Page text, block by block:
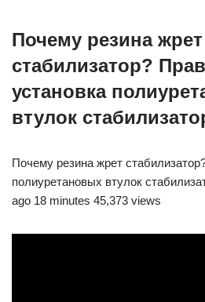
Почему резина жрет
стабилизатор?
установка
втулок
Почему резина жрет
полиуретановых втулок
ago 18 minutes 45,373 views